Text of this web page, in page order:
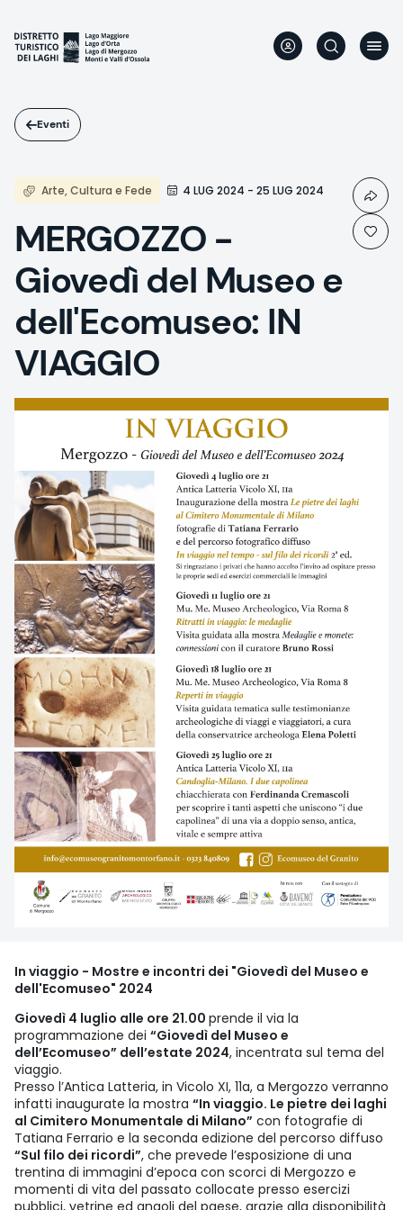
contenuto
principale
Eventi
Arte, Cultura e Fede 4 LUG 2024 - 25 LUG 2024
MERGOZZO -
Giovedì del Museo e
dell'Ecomuseo: IN
VIAGGIO
In viaggio - Mostre e incontri dei "Giovedì del Museo e
dell'Ecomuseo" 2024
Giovedì 4 luglio alle ore 21.00 prende il via la
programmazione dei “Giovedì del Museo e
dell’Ecomuseo” dell’estate 2024, incentrata sul tema del
viaggio.
Presso l’Antica Latteria, in Vicolo XI, 11a, a Mergozzo verranno
infatti inaugurate la mostra “In viaggio. Le pietre dei laghi
al Cimitero Monumentale di Milano” con fotografie di
Tatiana Ferrario e la seconda edizione del percorso diffuso
“Sul filo dei ricordi”, che prevede l’esposizione di una
trentina di immagini d’epoca con scorci di Mergozzo e
momenti di vita del passato collocate presso esercizi